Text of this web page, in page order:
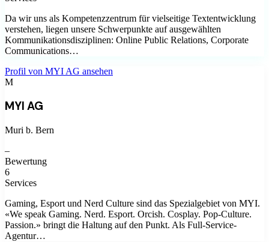
Da wir uns als Kompetenzzentrum für vielseitige Textentwicklung
verstehen, liegen unsere Schwerpunkte auf ausgewählten
Kommunikationsdisziplinen: Online Public Relations, Corporate
Communications…
Profil von MYI AG ansehen
M
MYI AG
Muri b. Bern
–
Bewertung
6
Services
Gaming, Esport und Nerd Culture sind das Spezialgebiet von MYI.
«We speak Gaming. Nerd. Esport. Orcish. Cosplay. Pop-Culture.
Passion.» bringt die Haltung auf den Punkt. Als Full-Service-
Agentur…